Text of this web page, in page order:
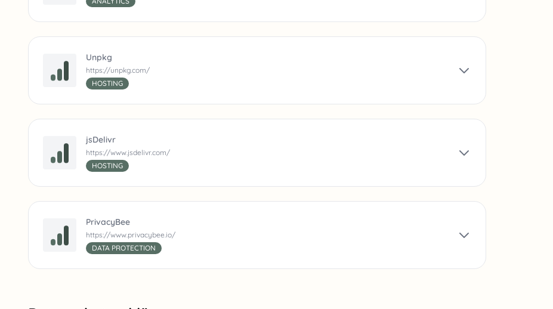
Unpkg
https://unpkg.com/
HOSTING
jsDelivr
https://www.jsdelivr.com/
HOSTING
PrivacyBee
https://www.privacybee.io/
DATA PROTECTION